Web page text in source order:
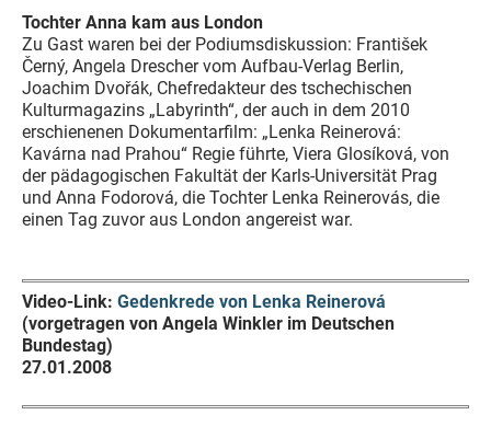
Tochter Anna kam aus London
Zu Gast waren bei der Podiumsdiskussion: František
Černý, Angela Drescher vom Aufbau-Verlag Berlin,
Joachim Dvořák, Chefredakteur des tschechischen
Kulturmagazins „Labyrinth“, der auch in dem 2010
erschienenen Dokumentarfilm: „Lenka Reinerová:
Kavárna nad Prahou“ Regie führte, Viera Glosíková, von
der pädagogischen Fakultät der Karls-Universität Prag
und Anna Fodorová, die Tochter Lenka Reinerovás, die
einen Tag zuvor aus London angereist war.
Video-Link: Gedenkrede von Lenka Reinerová
(vorgetragen von Angela Winkler im Deutschen
Bundestag)
27.01.2008